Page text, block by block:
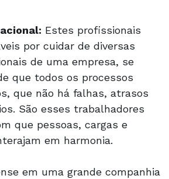
Estes profissionais
por cuidar de diversas
de uma empresa, se
que todos os processos
que não há falhas, atrasos
São esses trabalhadores
que pessoas, cargas e
em harmonia.
em uma grande companhia